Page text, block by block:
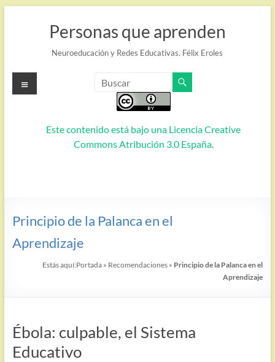
Personas que aprenden
Neuroeducación y Redes Educativas. Félix Eroles
Este contenido está bajo una Licencia Creative
Commons Atribución 3.0 España.
Menú
Principio de la Palanca en el
Aprendizaje
Estás aquí:Portada » Recomendaciones » Principio de la Palanca en el
Aprendizaje
Ébola: culpable, el Sistema
Educativo